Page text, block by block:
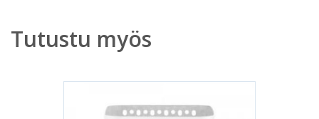
Tutustu myös